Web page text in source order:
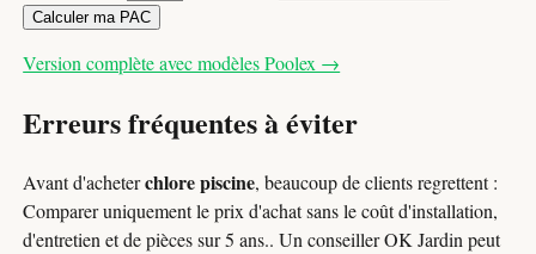
Calculer ma PAC
Version complète avec modèles Poolex →
Erreurs fréquentes à éviter
Avant d'acheterchlore piscine, beaucoup de clients regrettent :
Comparer uniquement le prix d'achat sans le coût d'installation,
d'entretien et de pièces sur 5 ans.. Un conseiller OK Jardin peut